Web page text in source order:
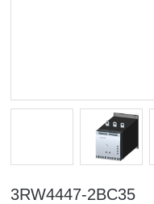
3RW4447-2BC35